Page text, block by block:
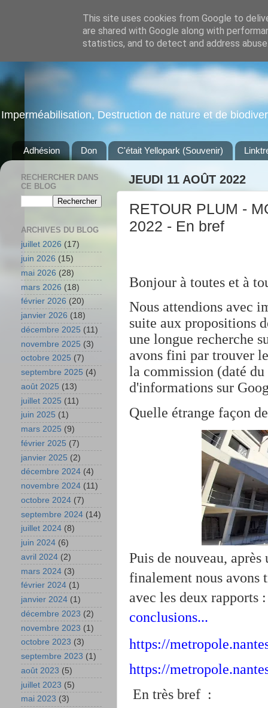
Imperméabilisation, Destruction de nature et de
Adhésion Don C'était Yellopark (Souvenir)
JEUDI 11 AOÛT 2022
RETOUR PLUM -
2022 - En bref
Bonjour à toutes et à
Nous attendions avec
suite aux propositions
une longue recherche
avons fini par trouver
la commission (daté
d'informations sur
Quelle étrange façon
Puis de nouveau,
finalement nous avons
avec les deux rapports
conclusions...
https://
https://
En très bref :
RECHERCHER DANS
CE BLOG
ARCHIVES DU BLOG
juillet 2026 (17)
juin 2026 (15)
mai 2026 (28)
mars 2026 (18)
février 2026 (20)
janvier 2026 (18)
décembre 2025 (11)
novembre 2025 (3)
octobre 2025 (7)
septembre 2025 (4)
août 2025 (13)
juillet 2025 (11)
juin 2025 (1)
mars 2025 (9)
février 2025 (7)
janvier 2025 (2)
décembre 2024 (4)
novembre 2024 (11)
octobre 2024 (7)
septembre 2024 (14)
juillet 2024 (8)
juin 2024 (6)
avril 2024 (2)
mars 2024 (3)
février 2024 (1)
janvier 2024 (1)
décembre 2023 (2)
novembre 2023 (1)
octobre 2023 (3)
septembre 2023 (1)
août 2023 (5)
juillet 2023 (5)
mai 2023 (3)
This site uses cookies from Google to
are shared with Google along with
statistics, and to detect and address